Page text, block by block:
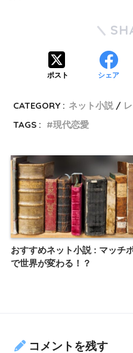
ポスト シェア
CATEGORY : ネット小説
TAGS :
現代恋愛
おすすめネット小説 : マッチ
で世界が変わる！？
コメントを残す